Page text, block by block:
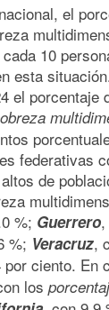
el
10
esta
el porcentaje
federativas
de
%; Guerrero
%; Veracruz,
por ciento. En
los